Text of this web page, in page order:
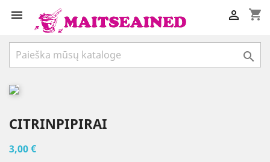
 shopping_cart


CITRINPIPIRAI
3,00 €